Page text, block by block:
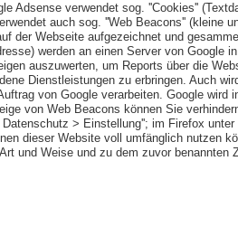
Adsense verwendet sog. ''Cookies''
auch sog. ''Web Beacons'' (kleine
der Webseite aufgezeichnet und
werden an einen Server von Google
auszuwerten, um Reports über die
Dienstleistungen zu erbringen. Auch
von Google verarbeiten. Google wird
von Web Beacons können Sie
> Einstellung''; im Firefox
dieser Website voll umfänglich nutzen
und Weise und zu dem zuvor benannten